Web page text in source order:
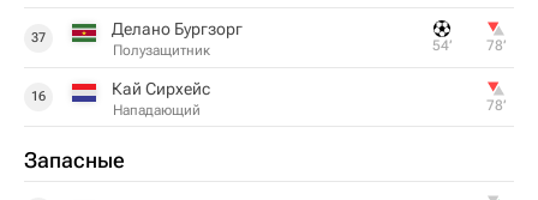
37 Делано Бургзорг
Полузащитник 54‎’‎ 78‎’‎
16 Кай Сирхейс
Нападающий 78‎’‎
Запасные